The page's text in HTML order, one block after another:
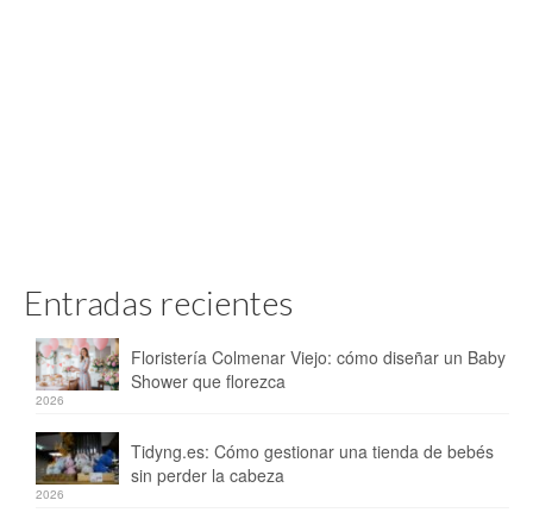
Entradas recientes
Floristería Colmenar Viejo: cómo diseñar un Baby
Shower que florezca
2026
Tidyng.es: Cómo gestionar una tienda de bebés
sin perder la cabeza
2026